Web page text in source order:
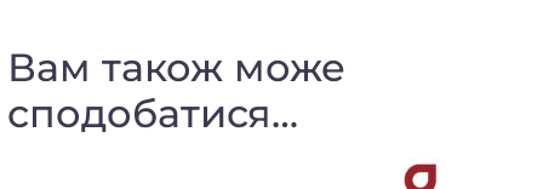
Вам також може
сподобатися…